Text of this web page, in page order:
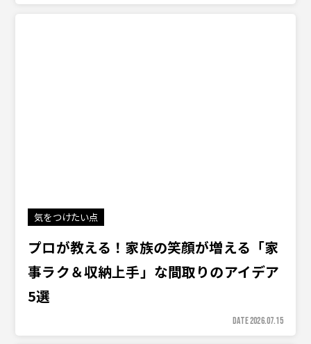
気をつけたい点
プロが教える！家族の笑顔が増える「家
事ラク＆収納上手」な間取りのアイデア
5選
DATE 2026.07.15